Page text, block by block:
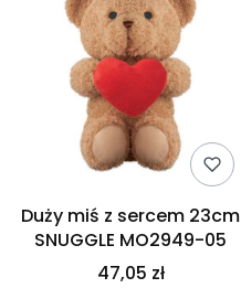
Duży miś z sercem 23cm
SNUGGLE MO2949-05
47,05 zł